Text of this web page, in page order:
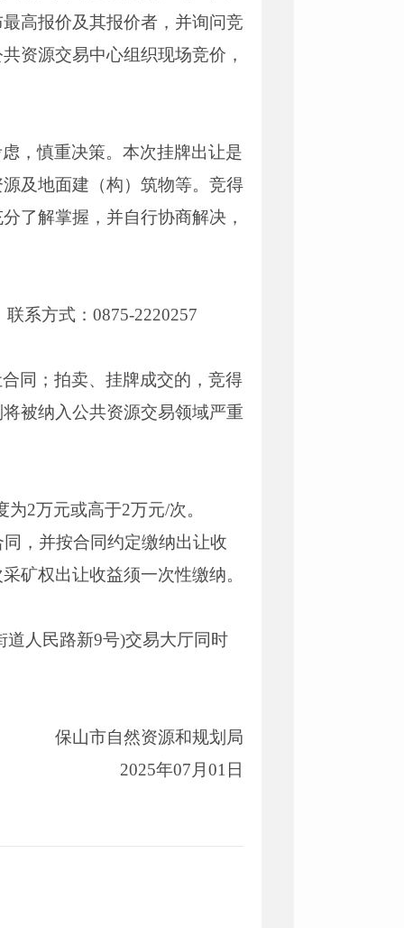
高报价及其报价者，并询问竞
资源交易中心组织现场竞价，
，慎重决策。本次挂牌出让是
及地面建（构）筑物等。竞得
了解掌握，并自行协商解决，
系方式：0875-2220257
同；拍卖、挂牌成交的，竞得
被纳入公共资源交易领域严重
2万元或高于2万元/次。
，并按合同约定缴纳出让收
矿权出让收益须一次性缴纳。
人民路新9号)交易大厅同时
保山市自然资源和规划局
2025年07月01日